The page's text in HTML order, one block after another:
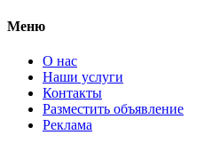
Меню
О нас
Наши услуги
Контакты
Разместить объявление
Реклама